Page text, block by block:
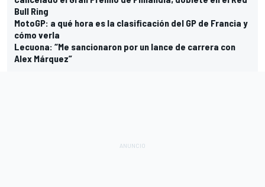
Bull Ring
MotoGP: a qué hora es la clasificación del GP de Francia y
cómo verla
Lecuona: “Me sancionaron por un lance de carrera con
Alex Márquez”